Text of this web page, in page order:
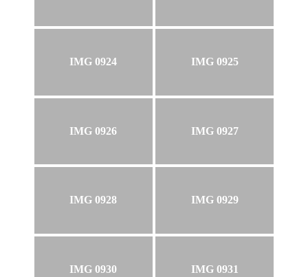
IMG 0924 IMG 0925
IMG 0926 IMG 0927
IMG 0928 IMG 0929
IMG 0930 IMG 0931